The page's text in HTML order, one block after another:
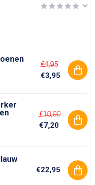
€4,95
€3,95
€10,00
€7,20
€22,95